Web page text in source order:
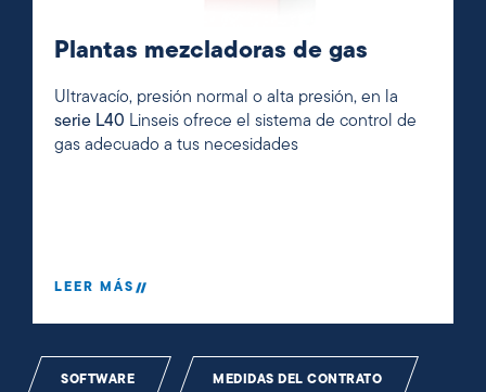
Plantas mezcladoras de gas
Ultravacío, presión normal o alta presión, en la
serie L40 Linseis ofrece el sistema de control de
gas adecuado a tus necesidades
LEER MÁS
SOFTWARE MEDIDAS DEL CONTRATO